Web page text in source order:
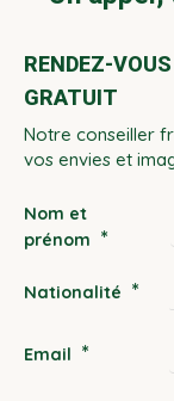
RENDEZ-
GRATUIT
Notre conseiller
vos envies et
Nom et
prénom *
Nationalité *
Email *